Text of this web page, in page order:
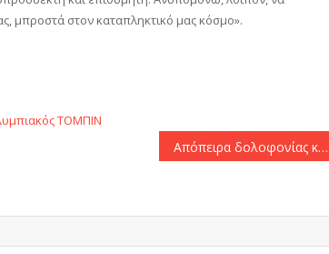
μπροστά στον καταπληκτικό μας κόσμο».
ΤΟΜΠΙΝ
Απόπειρα δολοφονίας κατά του Ντόναλντ Τραμπ στην Πενσιλβάνια